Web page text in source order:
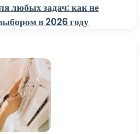
любых задач: как не
в 2026 году